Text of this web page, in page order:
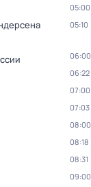
05:00
05:10
06:00
06:22
07:00
07:03
08:00
08:18
08:31
09:00